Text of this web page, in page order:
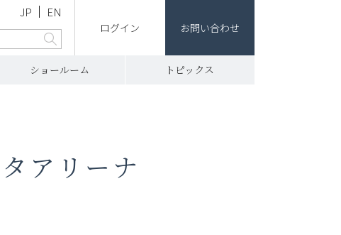
ログイン お問い合わせ
JP EN
ショールーム トピックス
アリーナ